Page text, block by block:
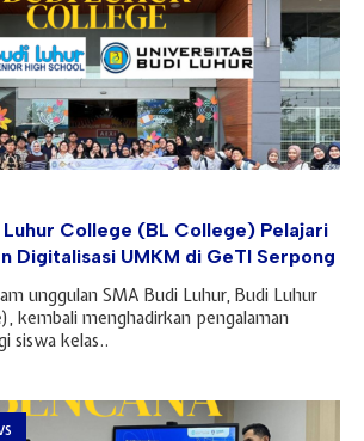
Luhur College (BL College) Pelajari
Digitalisasi UMKM di GeTI Serpong
unggulan SMA Budi Luhur, Budi Luhur
kembali menghadirkan pengalaman
siswa kelas..